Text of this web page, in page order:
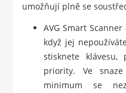
umožňují plně se
AVG Smart
když jej
stisknete
priority. Ve
minimum se